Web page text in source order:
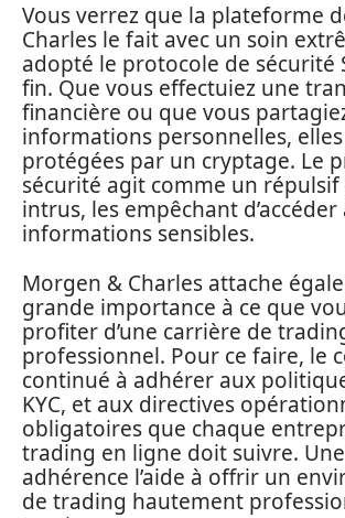
Vous verrez que la plateforme
Charles le fait avec un soin
adopté le protocole de sécurité
fin. Que vous effectuiez une
financière ou que vous
informations personnelles,
protégées par un cryptage. Le
sécurité agit comme un
intrus, les empêchant d’accéder
informations sensibles.
Morgen & Charles attache
grande importance à ce que
profiter d’une carrière de
professionnel. Pour ce faire, le
continué à adhérer aux
KYC, et aux directives
obligatoires que chaque
trading en ligne doit suivre.
adhérence l’aide à offrir un
de trading hautement